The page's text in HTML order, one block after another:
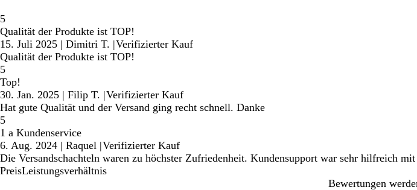
5
Qualität der Produkte ist TOP!
15. Juli 2025 | Dimitri T. |Verifizierter Kauf
Qualität der Produkte ist TOP!
5
Top!
30. Jan. 2025 | Filip T. |Verifizierter Kauf
Hat gute Qualität und der Versand ging recht schnell. Danke
5
1 a Kundenservice
6. Aug. 2024 | Raquel |Verifizierter Kauf
Die Versandschachteln waren zu höchster Zufriedenheit. Kundensupport war sehr hilfreich
PreisLeistungsverhältnis
Bewertungen